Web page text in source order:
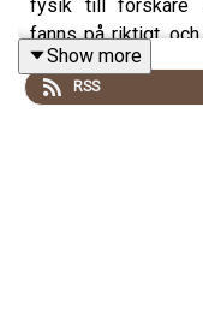
fysik till forskare
fanns på riktigt,
träffar fysikern
sammanflätning
Show more
RSS